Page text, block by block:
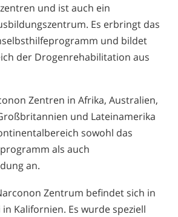
und ist auch ein
Es erbringt das
und bildet
der Drogenrehabilitation aus
Zentren in Afrika, Australien,
und Lateinamerika
sowohl das
als auch
an.
Zentrum befindet sich in
Kalifornien. Es wurde speziell